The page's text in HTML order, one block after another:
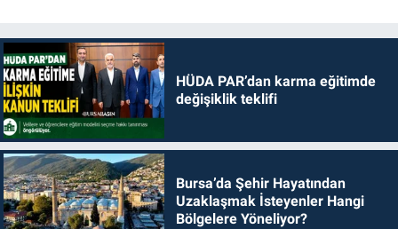
HÜDA PAR’dan karma eğitimde
değişiklik teklifi
Bursa’da Şehir Hayatından
Uzaklaşmak İsteyenler Hangi
Bölgelere Yöneliyor?